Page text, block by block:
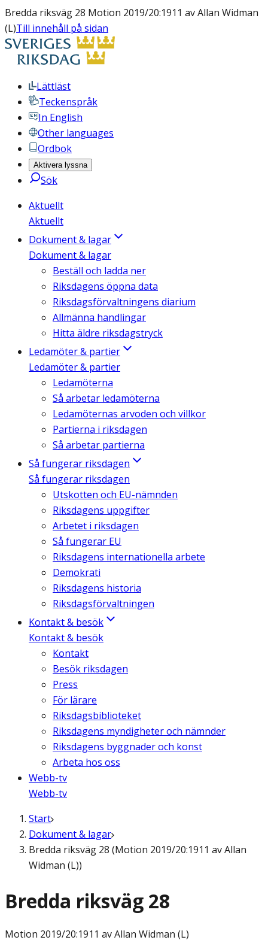
Bredda riksväg 28 Motion 2019/20:1911 av Allan Widman
(L)Till innehåll på sidan
Lättläst
Teckenspråk
In English
Other languages
Ordbok
Aktivera lyssna
Sök
Aktuellt
Aktuellt
Dokument & lagar
Dokument & lagar
Beställ och ladda ner
Riksdagens öppna data
Riksdagsförvaltningens diarium
Allmänna handlingar
Hitta äldre riksdagstryck
Ledamöter & partier
Ledamöter & partier
Ledamöterna
Så arbetar ledamöterna
Ledamöternas arvoden och villkor
Partierna i riksdagen
Så arbetar partierna
Så fungerar riksdagen
Så fungerar riksdagen
Utskotten och EU-nämnden
Riksdagens uppgifter
Arbetet i riksdagen
Så fungerar EU
Riksdagens internationella arbete
Demokrati
Riksdagens historia
Riksdagsförvaltningen
Kontakt & besök
Kontakt & besök
Kontakt
Besök riksdagen
Press
För lärare
Riksdagsbiblioteket
Riksdagens myndigheter och nämnder
Riksdagens byggnader och konst
Arbeta hos oss
Webb-tv
Webb-tv
Start
Dokument & lagar
Bredda riksväg 28 (Motion 2019/20:1911 av Allan
Widman (L))
Bredda riksväg 28
Motion 2019/20:1911 av Allan Widman (L)